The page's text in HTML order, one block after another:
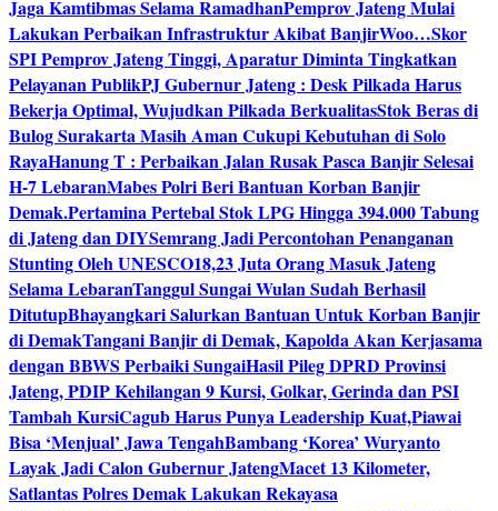
Jaga Kamtibmas Selama RamadhanPemprov Jateng Mulai
Lakukan Perbaikan Infrastruktur Akibat BanjirWoo…Skor
SPI Pemprov Jateng Tinggi, Aparatur Diminta Tingkatkan
Pelayanan PublikPJ Gubernur Jateng : Desk Pilkada Harus
Bekerja Optimal, Wujudkan Pilkada BerkualitasStok Beras di
Bulog Surakarta Masih Aman Cukupi Kebutuhan di Solo
RayaHanung T : Perbaikan Jalan Rusak Pasca Banjir Selesai
H-7 LebaranMabes Polri Beri Bantuan Korban Banjir
Demak.Pertamina Pertebal Stok LPG Hingga 394.000 Tabung
di Jateng dan DIYSemrang Jadi Percontohan Penanganan
Stunting Oleh UNESCO18,23 Juta Orang Masuk Jateng
Selama LebaranTanggul Sungai Wulan Sudah Berhasil
DitutupBhayangkari Salurkan Bantuan Untuk Korban Banjir
di DemakTangani Banjir di Demak, Kapolda Akan Kerjasama
dengan BBWS Perbaiki SungaiHasil Pileg DPRD Provinsi
Jateng, PDIP Kehilangan 9 Kursi, Golkar, Gerinda dan PSI
Tambah KursiCagub Harus Punya Leadership Kuat,Piawai
Bisa ‘Menjual’ Jawa TengahBambang ‘Korea’ Wuryanto
Layak Jadi Calon Gubernur JatengMacet 13 Kilometer,
Satlantas Polres Demak Lakukan Rekayasa